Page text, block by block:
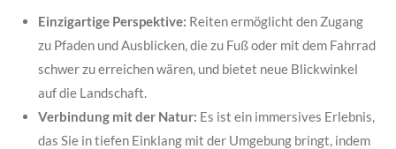
Einzigartige Perspektive: Reiten ermöglicht den Zugang
zu Pfaden und Ausblicken, die zu Fuß oder mit dem Fahrrad
schwer zu erreichen wären, und bietet neue Blickwinkel
auf die Landschaft.
Verbindung mit der Natur: Es ist ein immersives Erlebnis,
das Sie in tiefen Einklang mit der Umgebung bringt, indem